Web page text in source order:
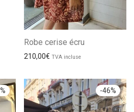
Robe cerise écru
210,00€ TVA incluse
% -46%